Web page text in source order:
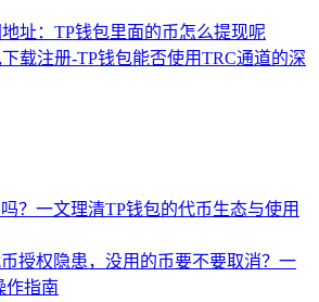
址：TP钱包里面的币怎么提现呢
载注册-TP钱包能否使用TRC通道的深
？一文理清TP钱包的代币生态与使用
授权隐患，没用的币要不要取消？一
作指南